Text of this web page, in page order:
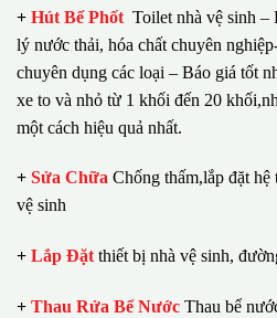
+ Hút Bể Phốt Toilet nhà vệ sinh
lý nước thải, hóa chất chuyên
chuyên dụng các loại – Báo giá tốt
xe to và nhỏ từ 1 khối đến 20
một cách hiệu quả nhất.
+ Sửa Chữa Chống thấm,lắp đặt
vệ sinh
+ Lắp Đặt thiết bị nhà vệ sinh,
+ Thau Rửa Bể Nước Thau bể